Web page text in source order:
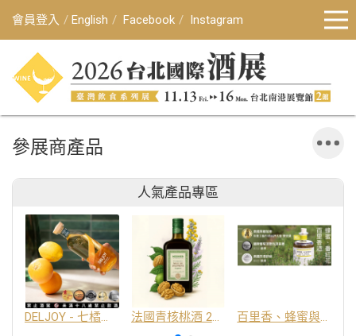
會員登入 English Facebook Instagram
參展商產品
人氣產品專區
DELJOY - 七橘干邑利口酒 24% 法國青核桃酒 25% 百里香、蜂蜜與番紅花酒